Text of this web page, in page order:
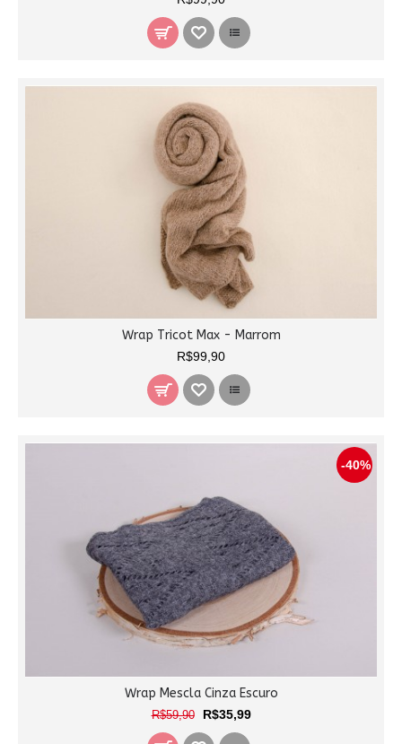
Wrap Tricot Max - Marrom
R$99,90
-40%
Wrap Mescla Cinza Escuro
R$59,90 R$35,99